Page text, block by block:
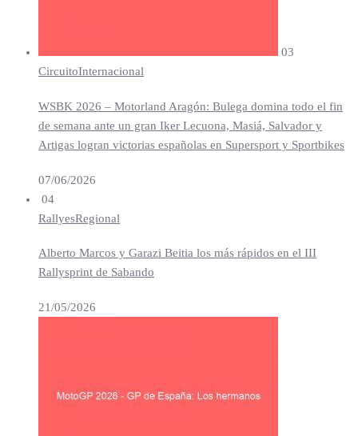
03
CircuitoInternacional
WSBK 2026 – Motorland Aragón: Bulega domina todo el fin
de semana ante un gran Iker Lecuona, Masiá, Salvador y
Artigas logran victorias españolas en Supersport y Sportbikes
07/06/2026
04
RallyesRegional
Alberto Marcos y Garazi Beitia los más rápidos en el III
Rallysprint de Sabando
21/05/2026